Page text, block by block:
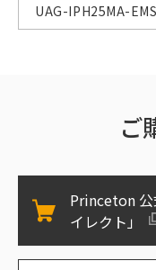
UAG-IPH25MA-
ご
Princeton
イレクト」